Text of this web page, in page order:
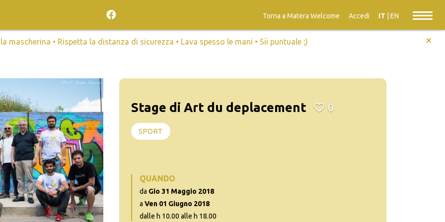
Torna a Matera Welcome Accedi IT EN
la mascherina • Rispetta la distanza di sicurezza • Lava spesso le mani • Sii puntuale ;) +
Stage di Art du deplacement 0
SPORT
QUANDO
da Gio 31 Maggio 2018
a Ven 01 Giugno 2018
dalle h 10.00 alle h 18.00